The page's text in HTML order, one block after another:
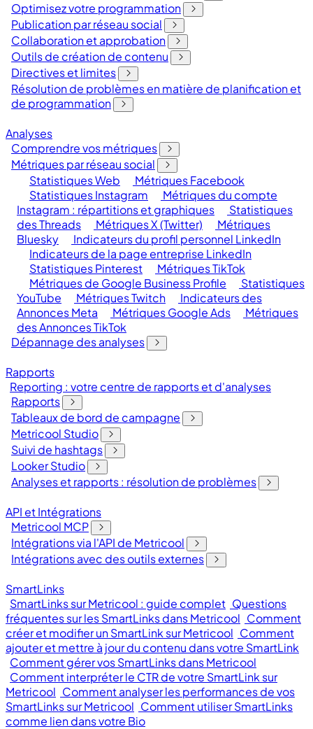
Optimisez votre programmation
Publication par réseau social
Collaboration et approbation
Outils de création de contenu
Directives et limites
Résolution de problèmes en matière de planification et
de programmation
Analyses
Comprendre vos métriques
Métriques par réseau social
Statistiques Web
Métriques Facebook
Statistiques Instagram
Métriques du compte
Instagram : répartitions et graphiques
Statistiques
des Threads
Métriques X (Twitter)
Métriques
Bluesky
Indicateurs du profil personnel LinkedIn
Indicateurs de la page entreprise LinkedIn
Statistiques Pinterest
Métriques TikTok
Métriques de Google Business Profile
Statistiques
YouTube
Métriques Twitch
Indicateurs des
Annonces Meta
Métriques Google Ads
Métriques
des Annonces TikTok
Dépannage des analyses
Rapports
Reporting : votre centre de rapports et d'analyses
Rapports
Tableaux de bord de campagne
Metricool Studio
Suivi de hashtags
Looker Studio
Analyses et rapports : résolution de problèmes
API et Intégrations
Metricool MCP
Intégrations via l'API de Metricool
Intégrations avec des outils externes
SmartLinks
SmartLinks sur Metricool : guide complet Questions
fréquentes sur les SmartLinks dans Metricool Comment
créer et modifier un SmartLink sur Metricool Comment
ajouter et mettre à jour du contenu dans votre SmartLink
Comment gérer vos SmartLinks dans Metricool
Comment interpréter le CTR de votre SmartLink sur
Metricool Comment analyser les performances de vos
SmartLinks sur Metricool Comment utiliser SmartLinks
comme lien dans votre Bio